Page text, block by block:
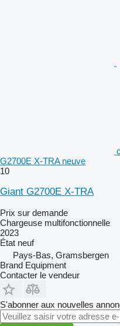
G2700E X-TRA neuve
10
Giant G2700E X-TRA
Prix sur demande
Chargeuse multifonctionnelle
2023
État neuf
Pays-Bas, Gramsbergen
Brand Equipment
Contacter le vendeur
S'abonner aux nouvelles